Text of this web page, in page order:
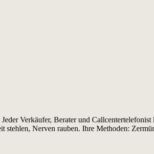
Verkäufer, Berater und
stehlen, Nerven rauben. Ihre Methoden: